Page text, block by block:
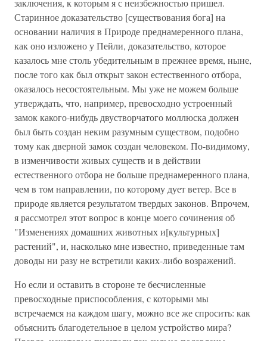
заключения, к которым я с неизбежностью пришел.
Старинное доказательство [существования бога] на
основании наличия в Природе преднамеренного плана,
как оно изложено у Пейли, доказательство, которое
казалось мне столь убедительным в прежнее время, ныне,
после того как был открыт закон естественного отбора,
оказалось несостоятельным. Мы уже не можем больше
утверждать, что, например, превосходно устроенный
замок какого-нибудь двустворчатого моллюска должен
был быть создан неким разумным существом, подобно
тому как дверной замок создан человеком. По-видимому,
в изменчивости живых существ и в действии
естественного отбора не больше преднамеренного плана,
чем в том направлении, по которому дует ветер. Все в
природе является результатом твердых законов. Впрочем,
я рассмотрел этот вопрос в конце моего сочинения об
"Изменениях домашних животных и[культурных]
растений", и, насколько мне известно, приведенные там
доводы ни разу не встретили каких-либо возражений.
Но если и оставить в стороне те бесчисленные
превосходные приспособления, с которыми мы
встречаемся на каждом шагу, можно все же спросить: как
объяснить благодетельное в целом устройство мира?